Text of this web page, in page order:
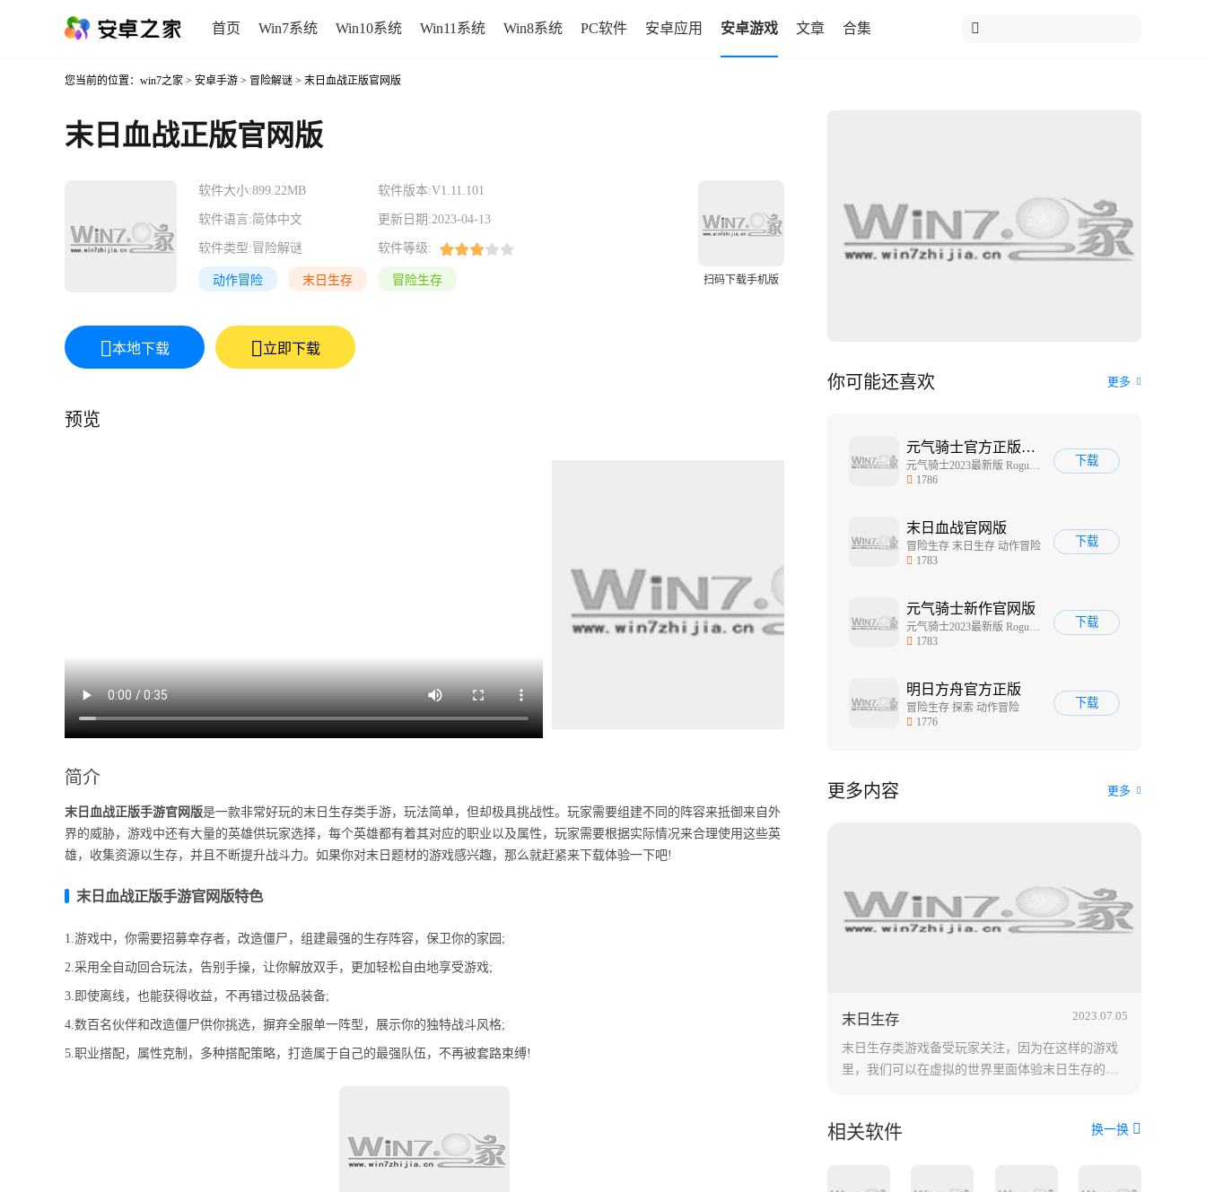
首页 Win7系统 Win10系统 Win11系统 Win8系统 PC软件 安卓应用 安卓游戏 文章 合集
您当前的位置： win7之家 > 安卓手游 > 冒险解谜 > 末日血战正版官网版
末日血战正版官网版
软件大小:899.22MB 软件版本:V1.11.101
软件语言:简体中文 更新日期:2023-04-13
软件类型:冒险解谜 软件等级:
动作冒险 末日生存 冒险生存 扫码下载手机版
本地下载 立即下载
预览
简介
末日血战正版手游官网版是一款非常好玩的末日生存类手游，玩法简单，但却极具挑战性。玩家需要组建不同的阵容来抵御来自外
界的威胁，游戏中还有大量的英雄供玩家选择，每个英雄都有着其对应的职业以及属性，玩家需要根据实际情况来合理使用这些英
雄，收集资源以生存，并且不断提升战斗力。如果你对末日题材的游戏感兴趣，那么就赶紧来下载体验一下吧!
末日血战正版手游官网版特色
1.游戏中，你需要招募幸存者，改造僵尸，组建最强的生存阵容，保卫你的家园;
2.采用全自动回合玩法，告别手操，让你解放双手，更加轻松自由地享受游戏;
3.即使离线，也能获得收益，不再错过极品装备;
4.数百名伙伴和改造僵尸供你挑选，摒弃全服单一阵型，展示你的独特战斗风格;
5.职业搭配，属性克制，多种搭配策略，打造属于自己的最强队伍，不再被套路束缚!
你可能还喜欢 更多
元气骑士官方正版2023
元气骑士2023最新版 Roguelike 地牢冒险
1786
下载
末日血战官网版
冒险生存 末日生存 动作冒险
1783
下载
元气骑士新作官网版
元气骑士2023最新版 Roguelike 元气骑士官网正版
1783
下载
明日方舟官方正版
冒险生存 探索 动作冒险
1776
下载
更多内容 更多
末日生存 2023.07.05
末日生存类游戏备受玩家关注，因为在这样的游戏
里，我们可以在虚拟的世界里面体验末日生存的种
造类游戏、僵尸末日生存、丧尸末日生存等多款好
相关软件 换一换